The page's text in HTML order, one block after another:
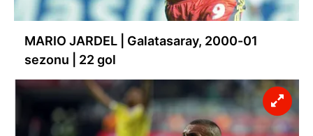
MARIO JARDEL | Galatasaray, 2000-01
sezonu | 22 gol